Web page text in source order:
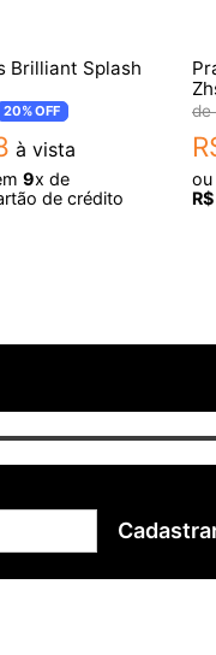
Brilliant Splash
20%OFF
à vista
9x de
de crédito
ou
R$